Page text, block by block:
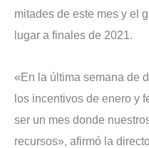
mitades de este mes y el
lugar a finales de 2021.
«En la última semana de
los incentivos de enero y
ser un mes donde
recursos», afirmó la